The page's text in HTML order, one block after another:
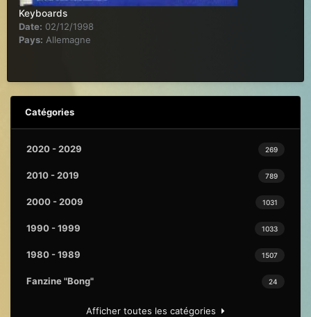
Keyboards
Date: 02/12/1998
Pays: Allemagne
Catégories
269
2020 - 2029
789
2010 - 2019
1031
2000 - 2009
1033
1990 - 1999
1507
1980 - 1989
24
Fanzine "Bong"
Afficher toutes les catégories